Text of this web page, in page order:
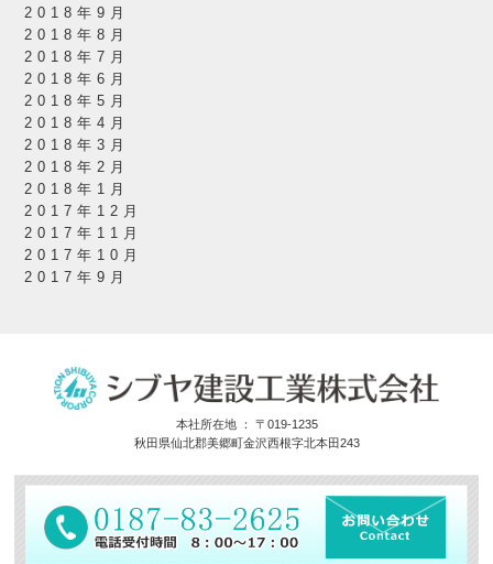
2018年9月
2018年8月
2018年7月
2018年6月
2018年5月
2018年4月
2018年3月
2018年2月
2018年1月
2017年12月
2017年11月
2017年10月
2017年9月
本社所在地 ： 〒019-1235
秋田県仙北郡美郷町金沢西根字北本田243